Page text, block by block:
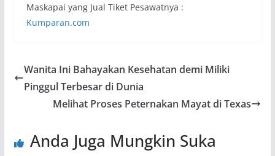
Maskapai yang Jual Tiket Pesawatnya :
Kumparan.com
Wanita Ini Bahayakan Kesehatan demi Miliki
Pinggul Terbesar di Dunia
Melihat Proses Peternakan Mayat di Texas
Anda Juga Mungkin Suka